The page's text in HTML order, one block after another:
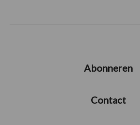
Abonneren
Contact